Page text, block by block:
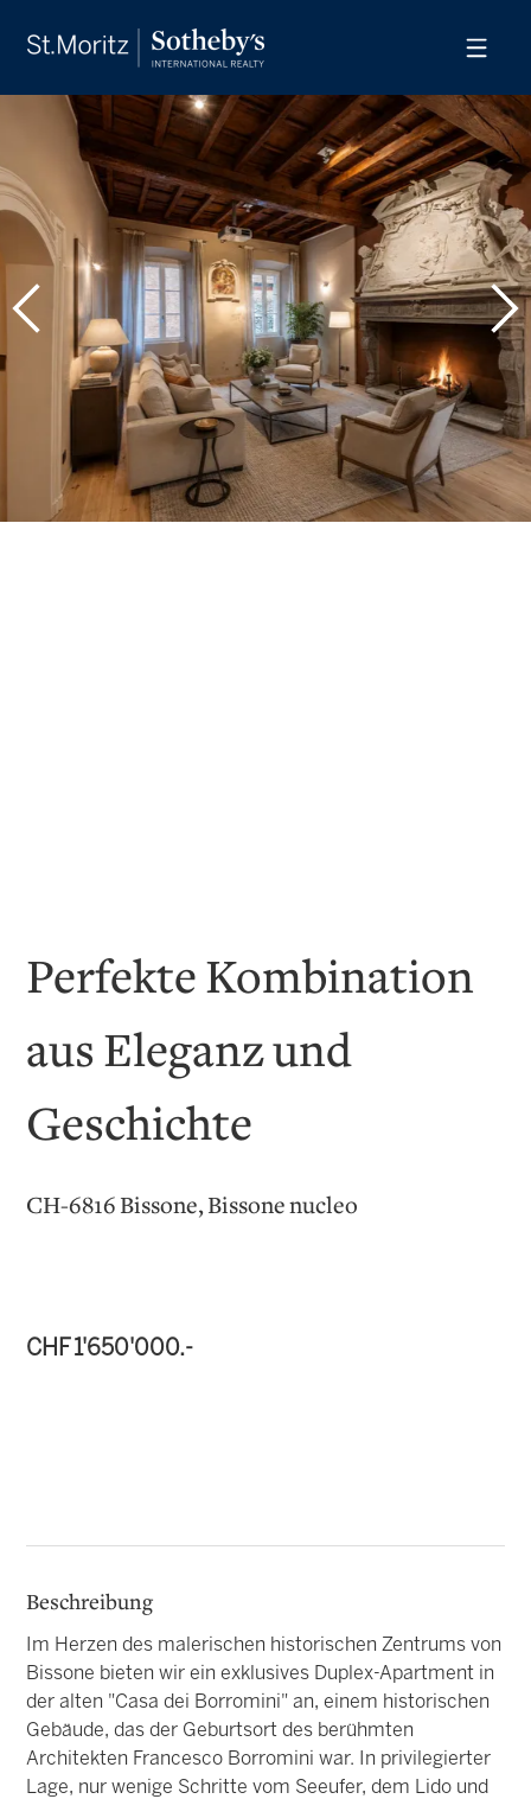
Perfekte Kombination
aus Eleganz und
Geschichte
CH-6816 Bissone, Bissone nucleo
CHF 1'650'000.-
Beschreibung
Im Herzen des malerischen historischen Zentrums von
Bissone bieten wir ein exklusives Duplex-Apartment in
der alten "Casa dei Borromini" an, einem historischen
Gebäude, das der Geburtsort des berühmten
Architekten Francesco Borromini war. In privilegierter
Lage, nur wenige Schritte vom Seeufer, dem Lido und